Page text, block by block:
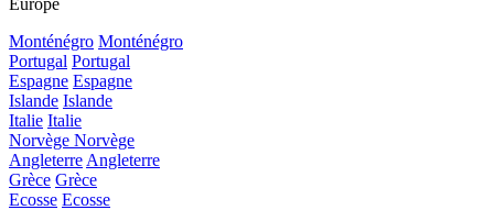
Europe
Monténégro Monténégro
Portugal Portugal
Espagne Espagne
Islande Islande
Italie Italie
Norvège Norvège
Angleterre Angleterre
Grèce Grèce
Ecosse Ecosse